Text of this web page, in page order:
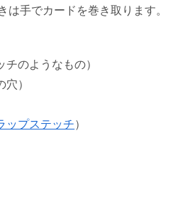
は手でカードを巻き取ります。
チのようなもの）
）
ップステッチ）